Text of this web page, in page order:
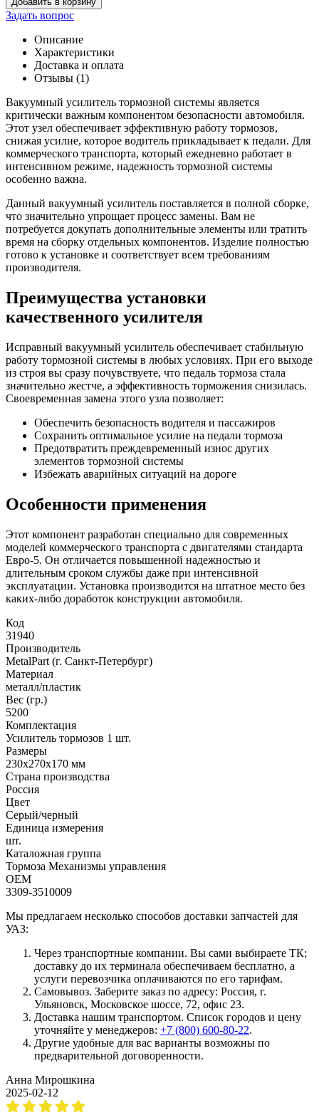
товара
Вакуумный
усилитель
Газель
Next
сборе
(аналог:
A21R23-
3510009)
Задать вопрос
Описание
Характеристики
Доставка и оплата
Отзывы (1)
Вакуумный усилитель тормозной системы является
критически важным компонентом безопасности автомобиля.
Этот узел обеспечивает эффективную работу тормозов,
снижая усилие, которое водитель прикладывает к педали. Для
коммерческого транспорта, который ежедневно работает в
интенсивном режиме, надежность тормозной системы
особенно важна.
Данный вакуумный усилитель поставляется в полной сборке,
что значительно упрощает процесс замены. Вам не
потребуется докупать дополнительные элементы или тратить
время на сборку отдельных компонентов. Изделие полностью
готово к установке и соответствует всем требованиям
производителя.
Преимущества установки
качественного усилителя
Исправный вакуумный усилитель обеспечивает стабильную
работу тормозной системы в любых условиях. При его выходе
из строя вы сразу почувствуете, что педаль тормоза стала
значительно жестче, а эффективность торможения снизилась.
Своевременная замена этого узла позволяет:
Обеспечить безопасность водителя и пассажиров
Сохранить оптимальное усилие на педали тормоза
Предотвратить преждевременный износ других
элементов тормозной системы
Избежать аварийных ситуаций на дороге
Особенности применения
Этот компонент разработан специально для современных
моделей коммерческого транспорта с двигателями стандарта
Евро-5. Он отличается повышенной надежностью и
длительным сроком службы даже при интенсивной
эксплуатации. Установка производится на штатное место без
каких-либо доработок конструкции автомобиля.
Код
31940
Производитель
MetalPart (г. Санкт-Петербург)
Материал
металл/пластик
Вес (гр.)
5200
Комплектация
Усилитель тормозов 1 шт.
Размеры
230х270х170 мм
Страна производства
Россия
Цвет
Серый/черный
Единица измерения
шт.
Каталожная группа
Тормоза Механизмы управления
OEM
3309-3510009
Мы предлагаем несколько способов доставки запчастей для
УАЗ:
Через транспортные компании. Вы сами выбираете ТК;
доставку до их терминала обеспечиваем бесплатно, а
услуги перевозчика оплачиваются по его тарифам.
Самовывоз. Заберите заказ по адресу: Россия, г.
Ульяновск, Московское шоссе, 72, офис 23.
Доставка нашим транспортом. Список городов и цену
уточняйте у менеджеров: +7 (800) 600-80-22.
Другие удобные для вас варианты возможны по
предварительной договоренности.
Анна Мирошкина
2025-02-12